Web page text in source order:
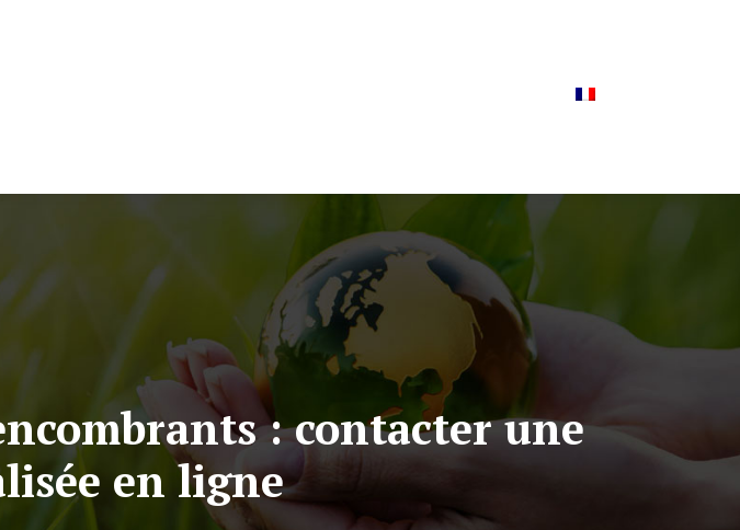
: contacter une
en ligne